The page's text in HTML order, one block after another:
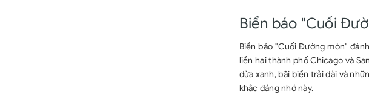
Biển báo "Cuối
Biển báo "Cuối Đường mòn"
liền hai thành phố Chicago và
dừa xanh, bãi biển trải dài và
khắc đáng nhớ này.